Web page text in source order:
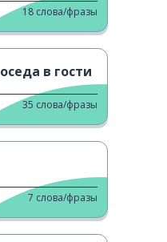
18 слова/фразы
в гости
35 слова/фразы
7 слова/фразы